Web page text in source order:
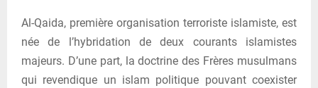
Al-Qaida, première organisation terroriste islamiste, est
née de l’hybridation de deux courants islamistes
majeurs. D’une part, la doctrine des Frères musulmans
qui revendique un islam politique pouvant coexister